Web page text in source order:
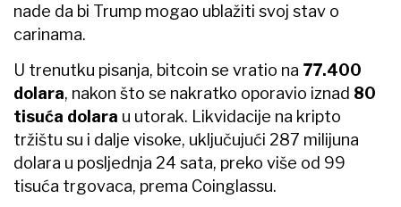
nade da bi Trump mogao ublažiti svoj stav o
carinama.
U trenutku pisanja, bitcoin se vratio na 77.400
dolara, nakon što se nakratko oporavio iznad 80
tisuća dolara u utorak. Likvidacije na kripto
tržištu su i dalje visoke, uključujući 287 milijuna
dolara u posljednja 24 sata, preko više od 99
tisuća trgovaca, prema Coinglassu.